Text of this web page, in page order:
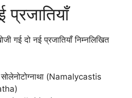
गई दो नई प्रजातियाँ निम्नलिखित
सोलेनोटोग्नाथा (Namalycastis